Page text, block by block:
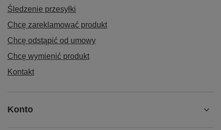
Śledzenie przesyłki
Chcę zareklamować produkt
Chcę odstąpić od umowy
Chcę wymienić produkt
Kontakt
Konto